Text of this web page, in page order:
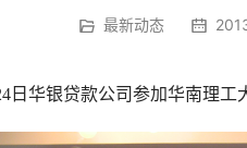
最新动态
日华银贷款公司参加华南理工